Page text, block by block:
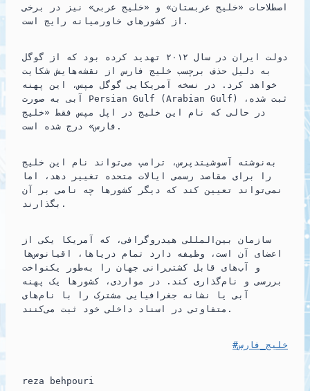
اصطلاحات «خلیج عربستان» و «خلیج عربی» نیز در برخی
از کشورهای خاورمیانه رایج‌ است.
دولت ایران در سال ۲۰۱۲ تهدید کرده بود که از گوگل
به دلیل حذف برچسب خلیج فارس از نقشه‌هایش شکایت
خواهد کرد. در نسخه آمریکایی گوگل مپس، این پهنه
آبی به صورت Persian Gulf (Arabian Gulf) ثبت شده،
در حالی که نام این خلیج در اپل مپس فقط «خلیج
فارس» درج شده است.
به‌نوشته آسوشیتدپرس، ترامپ می‌تواند نام این خلیج
را برای مقاصد رسمی ایالات متحده تغییر دهد، اما
نمی‌تواند تعیین کند که دیگر کشورها چه نامی بر آن
بگذارند.
سازمان بین‌المللی هیدروگرافی، که آمریکا یکی از
اعضای آن است، وظیفه دارد تمام دریاها، اقیانوس‌ها
و آب‌های قابل کشتی‌رانی جهان را به‌طور یکنواخت
بررسی و نام‌گذاری کند. در مواردی، کشورها یک پهنه
آبی یا نشانه جغرافیایی مشترک را با نام‌های
متفاوتی در اسناد داخلی خود ثبت می‌کنند.
#خلیج_فارس
reza behpouri